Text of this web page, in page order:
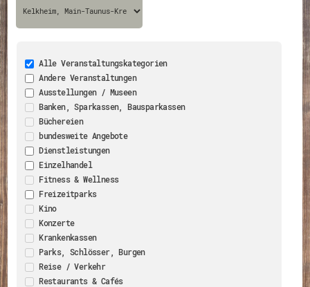
Generationsübergreifend aktiv
Patenschaftsprojekte
Vereine, Spenden, Steuern - Gut zu Wissen
Versicherungsschutz
Wissenswertes rund um dein Ehrenamt
Zahlen, Daten, Fakten aus Hessen
Suche
Datenschutz
Alle Veranstaltungskategorien
Andere Veranstaltungen
Ausstellungen / Museen
Banken, Sparkassen, Bausparkassen
Büchereien
bundesweite Angebote
Dienstleistungen
Einzelhandel
Fitness & Wellness
Freizeitparks
Kino
Konzerte
Krankenkassen
Parks, Schlösser, Burgen
Reise / Verkehr
Restaurants & Cafés